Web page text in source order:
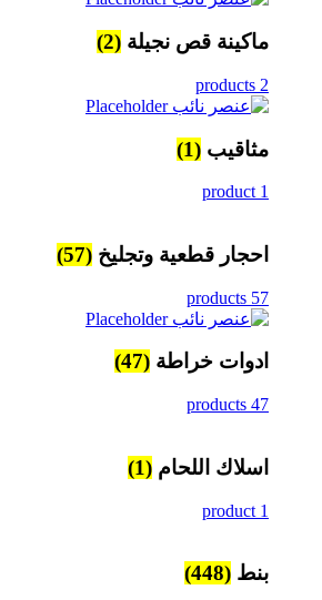
ماكينة قص نجيلة (2)
2 products
مثاقيب (1)
1 product
احجار قطعية وتجليخ (57)
57 products
ادوات خراطة (47)
47 products
اسلاك اللحام (1)
1 product
بنط (448)